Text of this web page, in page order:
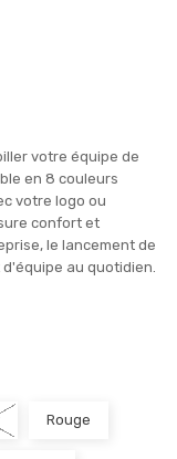
votre équipe de
en 8 couleurs
votre logo ou
confort et
le lancement de
au quotidien.
Rouge